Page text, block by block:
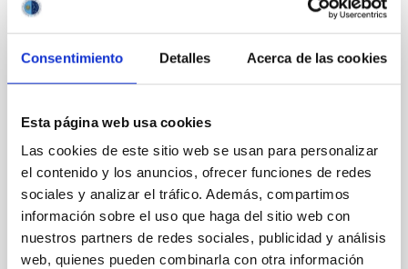
Consentimiento Detalles Acerca de las cookies
Esta página web usa cookies
Las cookies de este sitio web se usan para personalizar
el contenido y los anuncios, ofrecer funciones de redes
sociales y analizar el tráfico. Además, compartimos
información sobre el uso que haga del sitio web con
nuestros partners de redes sociales, publicidad y análisis
web, quienes pueden combinarla con otra información
Ultra-compact X-ray binaries (UCXBs) are a subclass
of low-mass X-ray binaries (LMXBs) characterised by
archival NuSTAR observations. Using both X-ray
colours and fractional root mean square values
Borghese, A. et al.
Fecha de publicación: 5 2026